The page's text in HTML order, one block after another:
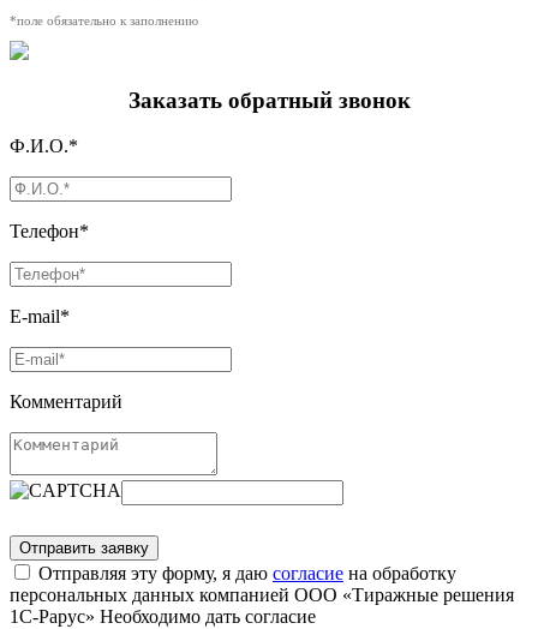
*поле обязательно к заполнению
Заказать обратный звонок
Ф.И.О.*
Телефон*
E-mail*
Комментарий
Отправляя эту форму, я даю согласие на обработку
персональных данных компанией ООО «Тиражные решения
1С-Рарус» Необходимо дать согласие